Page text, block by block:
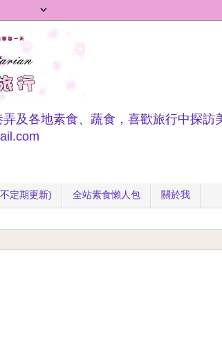
及各地素食、蔬食，喜歡旅行中探
定期更新) 全站素食懶人包 關於我